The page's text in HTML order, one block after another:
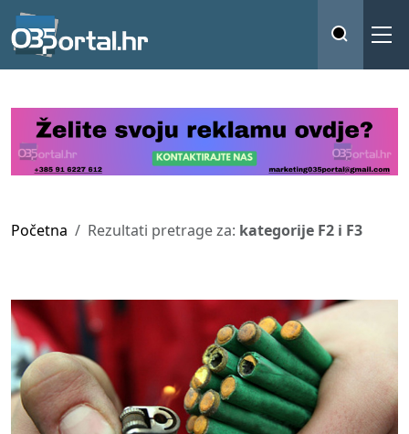
Početna Rezultati pretrage za: kategorije F2 i F3